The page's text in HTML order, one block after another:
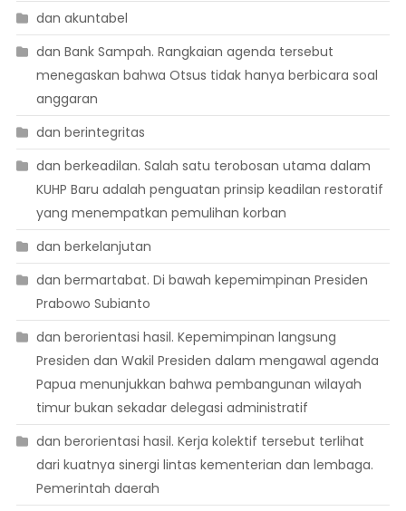
dan akuntabel
dan Bank Sampah. Rangkaian agenda tersebut
menegaskan bahwa Otsus tidak hanya berbicara soal
anggaran
dan berintegritas
dan berkeadilan. Salah satu terobosan utama dalam
KUHP Baru adalah penguatan prinsip keadilan restoratif
yang menempatkan pemulihan korban
dan berkelanjutan
dan bermartabat. Di bawah kepemimpinan Presiden
Prabowo Subianto
dan berorientasi hasil. Kepemimpinan langsung
Presiden dan Wakil Presiden dalam mengawal agenda
Papua menunjukkan bahwa pembangunan wilayah
timur bukan sekadar delegasi administratif
dan berorientasi hasil. Kerja kolektif tersebut terlihat
dari kuatnya sinergi lintas kementerian dan lembaga.
Pemerintah daerah